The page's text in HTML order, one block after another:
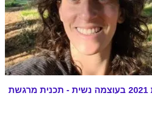
פותחות את שנת 2021 בעוצמה נשית - תכנית מרגשת